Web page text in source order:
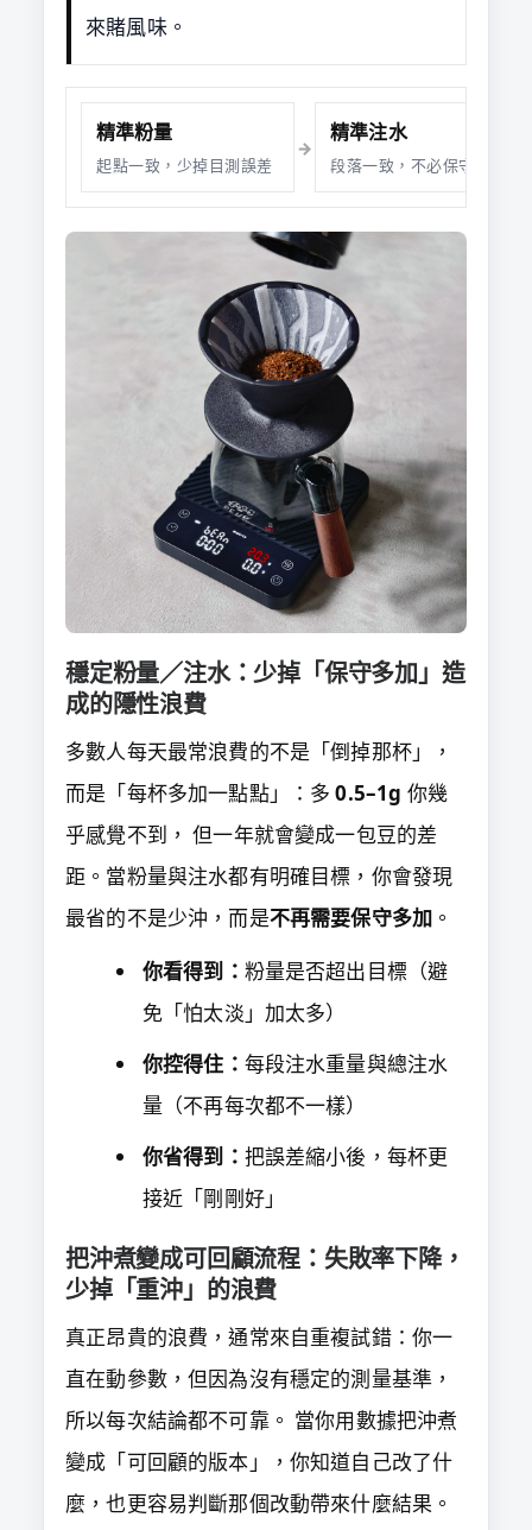
來賭風味。
精準粉量
起點一致，少掉目測誤差
→
精準注水
段落一致，不必保守多加
穩定粉量／注水：少掉「保守多加」造
成的隱性浪費
多數人每天最常浪費的不是「倒掉那杯」，
而是「每杯多加一點點」：多0.5–1g 你幾
乎感覺不到， 但一年就會變成一包豆的差
距。當粉量與注水都有明確目標，你會發現
最省的不是少沖，而是不再需要保守多加 。
你看得到： 粉量是否超出目標（避
免「怕太淡」加太多）
你控得住： 每段注水重量與總注水
量（不再每次都不一樣）
你省得到： 把誤差縮小後，每杯更
接近「剛剛好」
把沖煮變成可回顧流程：失敗率下降，
少掉「重沖」的浪費
真正昂貴的浪費，通常來自重複試錯：你一
直在動參數，但因為沒有穩定的測量基準，
所以每次結論都不可靠。 當你用數據把沖煮
變成「可回顧的版本」，你知道自己改了什
麼，也更容易判斷那個改動帶來什麼結果。